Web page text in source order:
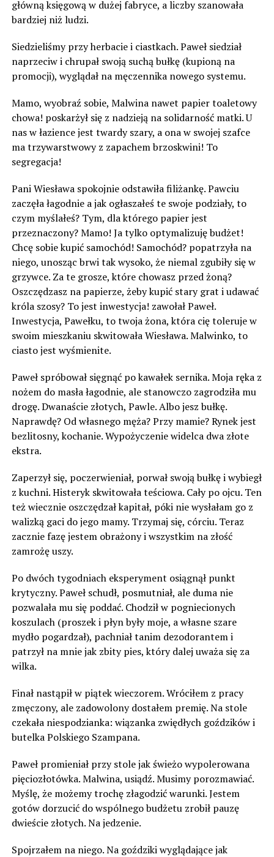
główną księgową w dużej fabryce, a liczby szanowała
bardziej niż ludzi.
Siedzieliśmy przy herbacie i ciastkach. Paweł siedział
naprzeciw i chrupał swoją suchą bułkę (kupioną na
promocji), wyglądał na męczennika nowego systemu.
Mamo, wyobraź sobie, Malwina nawet papier toaletowy
chowa! poskarżył się z nadzieją na solidarność matki. U
nas w łazience jest twardy szary, a ona w swojej szafce
ma trzywarstwowy z zapachem brzoskwini! To
segregacja!
Pani Wiesława spokojnie odstawiła filiżankę. Pawciu
zaczęła łagodnie a jak ogłaszałeś te swoje podziały, to
czym myślałeś? Tym, dla którego papier jest
przeznaczony? Mamo! Ja tylko optymalizuję budżet!
Chcę sobie kupić samochód! Samochód? popatrzyła na
niego, unosząc brwi tak wysoko, że niemal zgubiły się w
grzywce. Za te grosze, które chowasz przed żoną?
Oszczędzasz na papierze, żeby kupić stary grat i udawać
króla szosy? To jest inwestycja! zawołał Paweł.
Inwestycja, Pawełku, to twoja żona, która cię toleruje w
swoim mieszkaniu skwitowała Wiesława. Malwinko, to
ciasto jest wyśmienite.
Paweł spróbował sięgnąć po kawałek sernika. Moja ręka z
nożem do masła łagodnie, ale stanowczo zagrodziła mu
drogę. Dwanaście złotych, Pawle. Albo jesz bułkę.
Naprawdę? Od własnego męża? Przy mamie? Rynek jest
bezlitosny, kochanie. Wypożyczenie widelca dwa złote
ekstra.
Zaperzył się, poczerwieniał, porwał swoją bułkę i wybiegł
z kuchni. Histeryk skwitowała teściowa. Cały po ojcu. Ten
też wiecznie oszczędzał kapitał, póki nie wysłałam go z
walizką gaci do jego mamy. Trzymaj się, córciu. Teraz
zacznie fazę jestem obrażony i wszystkim na złość
zamrożę uszy.
Po dwóch tygodniach eksperyment osiągnął punkt
krytyczny. Paweł schudł, posmutniał, ale duma nie
pozwalała mu się poddać. Chodził w pogniecionych
koszulach (proszek i płyn były moje, a własne szare
mydło pogardzał), pachniał tanim dezodorantem i
patrzył na mnie jak zbity pies, który dalej uważa się za
wilka.
Finał nastąpił w piątek wieczorem. Wróciłem z pracy
zmęczony, ale zadowolony dostałem premię. Na stole
czekała niespodzianka: wiązanka zwiędłych goździków i
butelka Polskiego Szampana.
Paweł promieniał przy stole jak świeżo wypolerowana
pięciozłotówka. Malwina, usiądź. Musimy porozmawiać.
Myślę, że możemy trochę złagodzić warunki. Jestem
gotów dorzucić do wspólnego budżetu zrobił pauzę
dwieście złotych. Na jedzenie.
Spojrzałem na niego. Na goździki wyglądające jak